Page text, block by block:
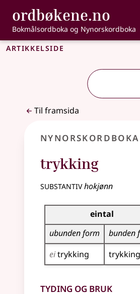
Gå til hovudinnhald
Tilgjenge
ordbøkene.no ,
Bokmålsordboka og Nynorskordboka
Artikkelside
Til framsida
Nynorskordboka
trykking
substantivhokjønn
Bøyningstabell for dette
eintal
ubunden form
bunden
eitrykking
Tyding og bruk